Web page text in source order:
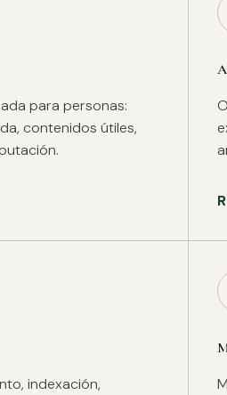
para personas:
contenidos útiles,
indexación,